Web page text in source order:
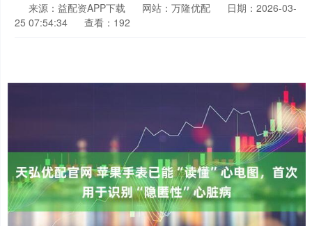
来源：益配资APP下载 网站：万隆优配
日期：2026-03-
25 07:54:34
查看：192